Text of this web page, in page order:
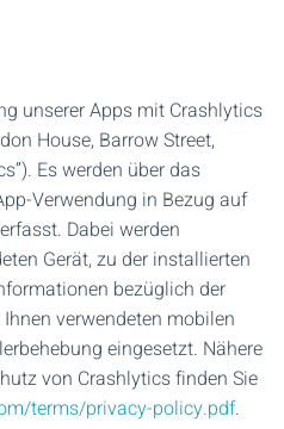
unserer Apps mit Crashlytics
House, Barrow Street,
Es werden über das
Verwendung in Bezug auf
Dabei werden
Gerät, zu der installierten
bezüglich der
verwendeten mobilen
eingesetzt. Nähere
von Crashlytics finden Sie
terms/privacy-policy.pdf.